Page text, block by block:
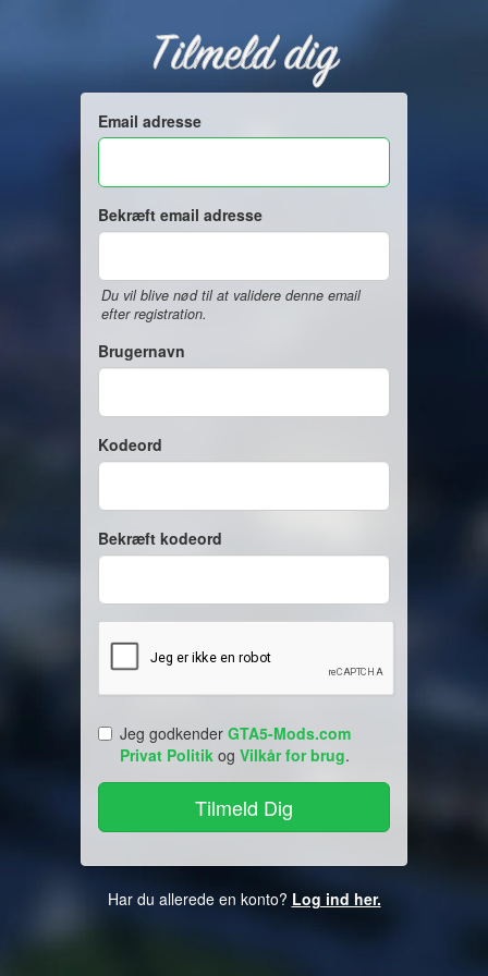
Tilmeld dig
Email adresse
Bekræft email adresse
Du vil blive nød til at validere denne email
efter registration.
Brugernavn
Kodeord
Bekræft kodeord
Jeg godkender GTA5-Mods.com
Privat Politik og Vilkår for brug.
Har du allerede en konto? Log ind her.